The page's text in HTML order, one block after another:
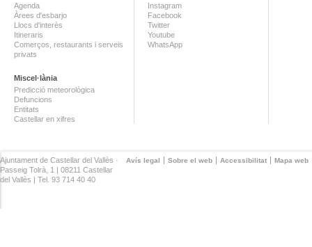
Agenda
Àrees d'esbarjo
Llocs d'interès
Itineraris
Comerços, restaurants i serveis
privats
Miscel·lània
Predicció meteorològica
Defuncions
Entitats
Castellar en xifres
Instagram
Facebook
Twitter
Youtube
WhatsApp
Avís legal Sobre el web Accessibilitat Mapa web
Ajuntament de Castellar del Vallès ·
Passeig Tolrà, 1 | 08211 Castellar
del Vallès | Tel. 93 714 40 40